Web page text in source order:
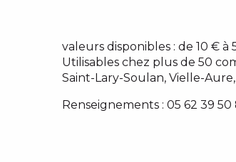
valeurs disponibles : de 10 € à
Utilisables chez plus de 50
Saint-Lary-Soulan, Vielle-
Renseignements : 05 62 39 50